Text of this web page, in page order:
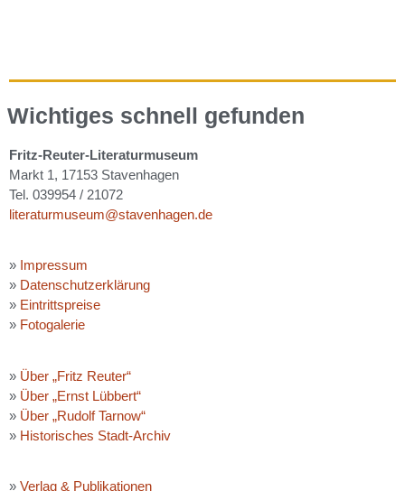
Wichtiges schnell gefunden
Fritz-Reuter-Literaturmuseum
Markt 1, 17153 Stavenhagen
Tel. 039954 / 21072
literaturmuseum@stavenhagen.de
» Impressum
» Datenschutzerklärung
» Eintrittspreise
» Fotogalerie
» Über „Fritz Reuter“
» Über „Ernst Lübbert“
» Über „Rudolf Tarnow“
» Historisches Stadt-Archiv
» Verlag & Publikationen